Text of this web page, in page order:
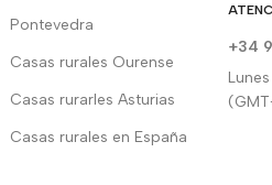
Pontevedra
Casas rurales Ourense
Casas rurarles Asturias
Casas rurales en España
+34